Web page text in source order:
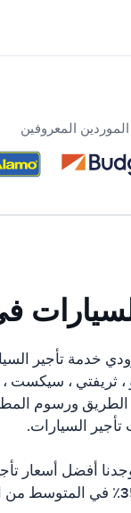
المعروفين
خدمة تأجير
، ثريفتي ، سيكست
ورسوم
السيارات.
أفضل أسعار